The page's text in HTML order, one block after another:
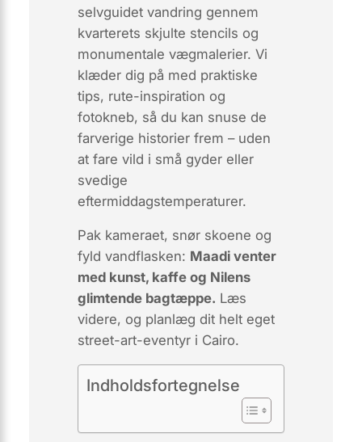
selvguidet vandring gennem
kvarterets skjulte stencils og
monumentale vægmalerier. Vi
klæder dig på med praktiske
tips, rute-inspiration og
fotokneb, så du kan snuse de
farverige historier frem – uden
at fare vild i små gyder eller
svedige
eftermiddagstemperaturer.
Pak kameraet, snør skoene og
fyld vandflasken: Maadi venter
med kunst, kaffe og Nilens
glimtende bagtæppe. Læs
videre, og planlæg dit helt eget
street-art-eventyr i Cairo.
Indholdsfortegnelse